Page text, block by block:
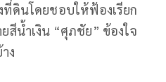
ดินโดยชอบให้ฟ้องเรียก
สีน้ำเงิน ​“ศุภชัย” ข้องใจ
ง